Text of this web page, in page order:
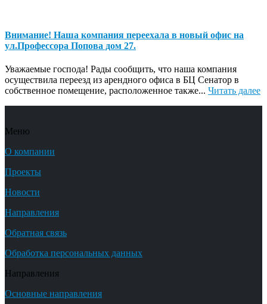
Внимание! Наша компания переехала в новый офис на
ул.Профессора Попова дом 27.
Уважаемые господа! Рады сообщить, что наша компания
осуществила переезд из арендного офиса в БЦ Сенатор в
собственное помещение, расположенное также... Читать далее
Меню
О компании
Проекты
Новости
Направления
Обратная связь
Обработка персональных данных
Направления
Основные направления